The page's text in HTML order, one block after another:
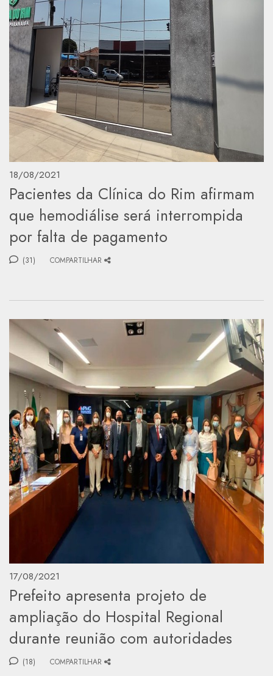
18/08/2021
Pacientes da Clínica do Rim afirmam
que hemodiálise será interrompida
por falta de pagamento
(31) COMPARTILHAR
17/08/2021
Prefeito apresenta projeto de
ampliação do Hospital Regional
durante reunião com autoridades
(18) COMPARTILHAR